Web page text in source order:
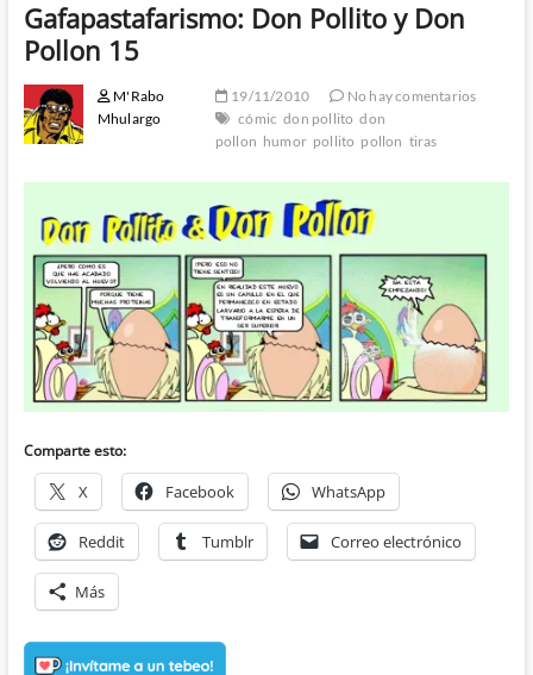
Gafapastafarismo: Don Pollito y Don
Pollon 15
M'Rabo
Mhulargo
19/11/2010
No hay comentarios
cómic don pollito don
pollon humor pollito pollon tiras
Comparte esto:
X Facebook WhatsApp
Reddit Tumblr Correo electrónico
Más